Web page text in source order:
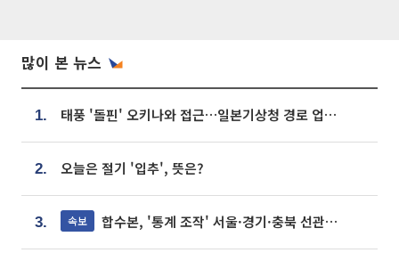
많이 본 뉴스
1. 태풍 '돌핀' 오키나와 접근…일본기상청 경로 업데이트
2. 오늘은 절기 '입추', 뜻은?
3. 속보 합수본, '통계 조작' 서울·경기·충북 선관위 등 추가 압수수색